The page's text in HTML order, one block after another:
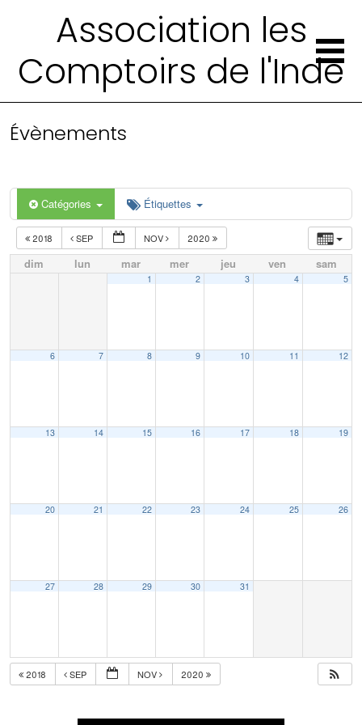
Association les
Comptoirs de l'Inde
Évènements
Catégories Étiquettes
2018 SEP NOV 2020
dim lun mar mer jeu ven sam
1 2 3 4 5
6 7 8 9 10 11 12
13 14 15 16 17 18 19
20 21 22 23 24 25 26
27 28 29 30 31
2018 SEP NOV 2020